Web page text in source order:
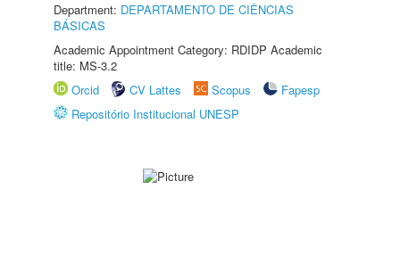
Department: DEPARTAMENTO DE CIÊNCIAS
BÁSICAS
Academic Appointment Category: RDIDP Academic
title: MS-3.2
Orcid
CV Lattes Scopus
Fapesp
Repositório Institucional UNESP